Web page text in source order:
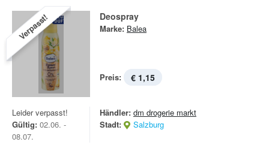
Verpasst! Deospray
Marke: Balea
Preis: € 1,15
Leider verpasst!
Gültig: 02.06. -
08.07.
Händler: dm drogerie markt
Stadt:
Salzburg